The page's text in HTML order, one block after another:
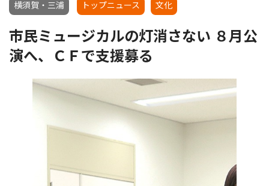
横須賀・三浦 トップニュース 文化
市民ミュージカルの灯消さない ８月公
演へ、ＣＦで支援募る